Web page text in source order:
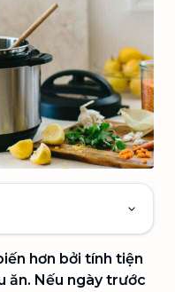
hơn bởi tính tiện
ăn. Nếu ngày trước